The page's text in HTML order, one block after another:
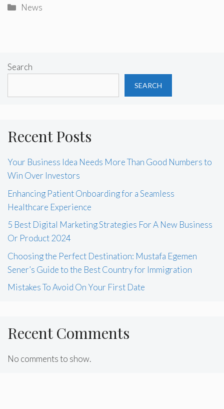
Categories
News
Search
SEARCH
Recent Posts
Your Business Idea Needs More Than Good Numbers to
Win Over Investors
Enhancing Patient Onboarding for a Seamless
Healthcare Experience
5 Best Digital Marketing Strategies For A New Business
Or Product 2024
Choosing the Perfect Destination: Mustafa Egemen
Sener’s Guide to the Best Country for Immigration
Mistakes To Avoid On Your First Date
Recent Comments
No comments to show.